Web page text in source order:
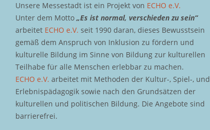
Unsere Messestadt ist ein Projekt von ECHO e.V.
Unter dem Motto „Es ist normal, verschieden zu sein“
arbeitet ECHO e.V. seit 1990 daran, dieses Bewusstsein
gemäß dem Anspruch von Inklusion zu fördern und
kulturelle Bildung im Sinne von Bildung zur kulturellen
Teilhabe für alle Menschen erlebbar zu machen.
ECHO e.V. arbeitet mit Methoden der Kultur-, Spiel-, und
Erlebnispädagogik sowie nach den Grundsätzen der
kulturellen und politischen Bildung. Die Angebote sind
barrierefrei.